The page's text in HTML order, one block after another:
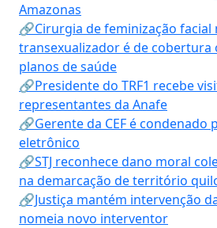
Amazonas
🔗Cirurgia de feminização facial
transexualizador é de
planos de saúde
🔗Presidente do TRF1 recebe
representantes da Anafe
🔗Gerente da CEF é condenado
eletrônico
🔗STJ reconhece dano moral
na demarcação de território
🔗Justiça mantém intervenção
nomeia novo interventor